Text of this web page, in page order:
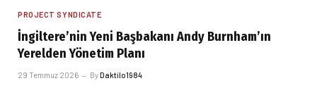
PROJECT SYNDICATE
İngiltere’nin Yeni Başbakanı Andy Burnham’ın
Yerelden Yönetim Planı
29 Temmuz 2026 ByDaktilo1984